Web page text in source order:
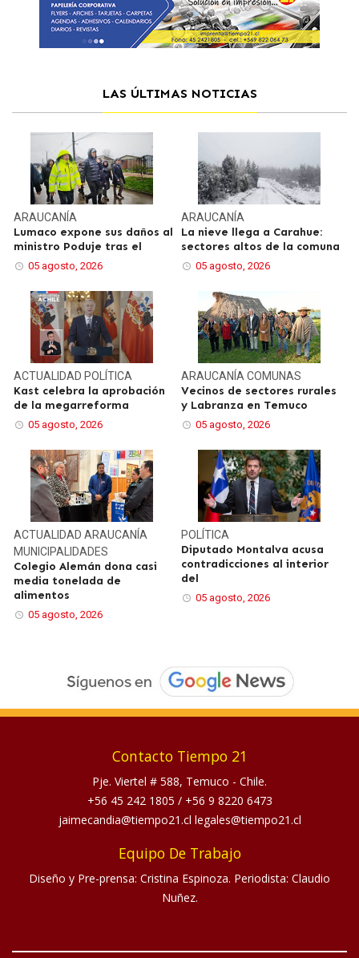
LAS ÚLTIMAS NOTICIAS
ARAUCANÍA
Lumaco expone sus daños al
ministro Poduje tras el
05 agosto, 2026
ARAUCANÍA
La nieve llega a Carahue:
sectores altos de la comuna
05 agosto, 2026
ACTUALIDAD POLÍTICA
Kast celebra la aprobación
de la megarreforma
05 agosto, 2026
ARAUCANÍACOMUNAS
Vecinos de sectores rurales
y Labranza en Temuco
05 agosto, 2026
ACTUALIDADARAUCANÍA
MUNICIPALIDADES
Colegio Alemán dona casi
media tonelada de
alimentos
05 agosto, 2026
POLÍTICA
Diputado Montalva acusa
contradicciones al interior
del
05 agosto, 2026
Contacto Tiempo 21
Pje. Viertel # 588, Temuco - Chile.
+56 45 242 1805 / +56 9 8220 6473
jaimecandia@tiempo21.cl legales@tiempo21.cl
Equipo De Trabajo
Diseño y Pre-prensa: Cristina Espinoza. Periodista: Claudio
Nuñez.